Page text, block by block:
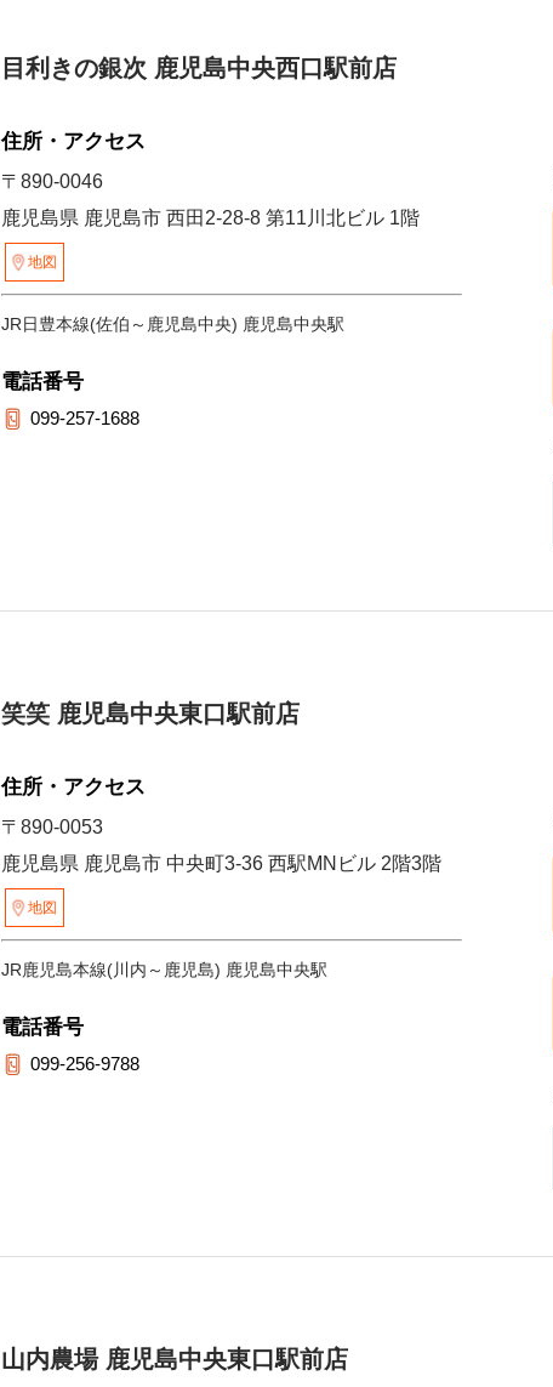
目利きの銀次 鹿児島中央西口駅前店
住所・アクセス
〒890-0046
鹿児島県 鹿児島市 西田2-28-8 第11川北ビル 1階
地図
JR日豊本線(佐伯～鹿児島中央) 鹿児島中央駅
電話番号
099-257-1688
笑笑 鹿児島中央東口駅前店
住所・アクセス
〒890-0053
鹿児島県 鹿児島市 中央町3-36 西駅MNビル 2階3階
地図
JR鹿児島本線(川内～鹿児島) 鹿児島中央駅
電話番号
099-256-9788
山内農場 鹿児島中央東口駅前店